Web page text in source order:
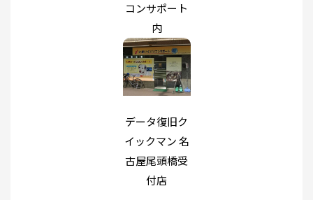
コンサポート
内
データ復旧ク
イックマン 名
古屋尾頭橋受
付店